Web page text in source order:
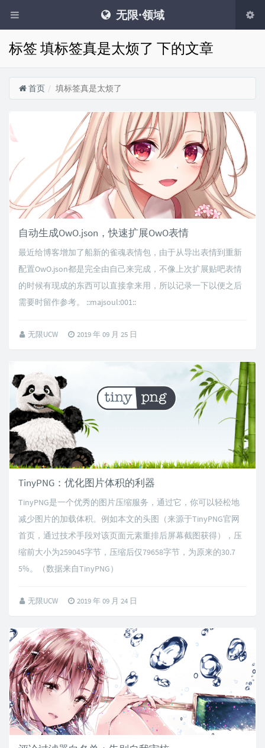
无限·领域
标签 填标签真是太烦了 下的文章
首页 填标签真是太烦了
自动生成OwO.json，快速扩展OwO表情
最近给博客增加了船新的雀魂表情包，由于从导出表情到重新
配置OwO.json都是完全由自己来完成，不像上次扩展贴吧表情
的时候有现成的东西可以直接拿来用，所以记录一下以便之后
需要时留作参考。 ::majsoul:001::
无限UCW 2019 年 09 月 25 日
TinyPNG：优化图片体积的利器
TinyPNG是一个优秀的图片压缩服务，通过它，你可以轻松地
减少图片的加载体积。例如本文的头图（来源于TinyPNG官网
首页，通过技术手段对该页面元素重排后屏幕截图获得），压
缩前大小为259045字节，压缩后仅79658字节，为原来的30.7
5%。（数据来自TinyPNG）
无限UCW 2019 年 09 月 24 日